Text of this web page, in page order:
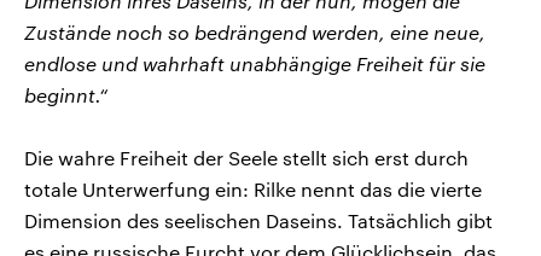
Zustände noch so bedrängend werden, eine neue,
endlose und wahrhaft unabhängige Freiheit für sie
beginnt.“
Die wahre Freiheit der Seele stellt sich erst durch
totale Unterwerfung ein: Rilke nennt das die vierte
Dimension des seelischen Daseins. Tatsächlich gibt